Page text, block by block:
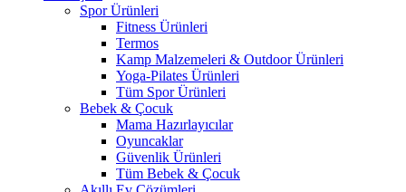
Spor Ürünleri
Fitness Ürünleri
Termos
Kamp Malzemeleri & Outdoor Ürünleri
Yoga-Pilates Ürünleri
Tüm Spor Ürünleri
Bebek & Çocuk
Mama Hazırlayıcılar
Oyuncaklar
Güvenlik Ürünleri
Tüm Bebek & Çocuk